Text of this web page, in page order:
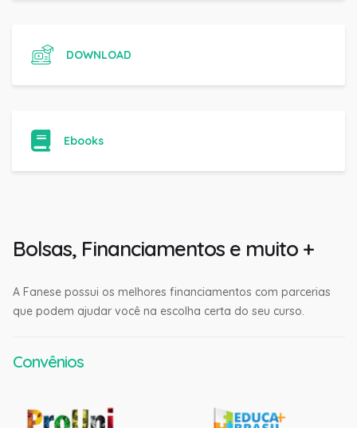
DOWNLOAD
Ebooks
Bolsas, Financiamentos e muito +
A Fanese possui os melhores financiamentos com parcerias
que podem ajudar você na escolha certa do seu curso.
Convênios